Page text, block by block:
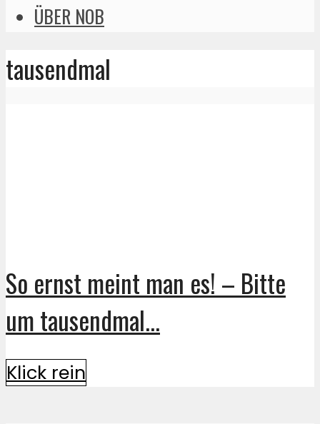
ÜBER NOB
tausendmal
So ernst meint man es! – Bitte
um tausendmal...
Klick rein